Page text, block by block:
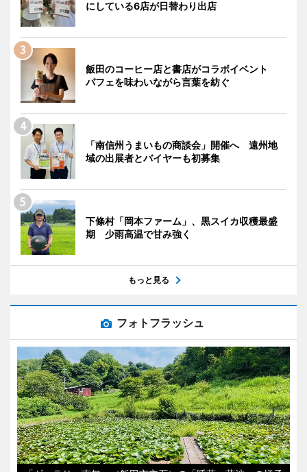
にしている6店が日替わり出店
飯田のコーヒー店と書店がコラボイベント
パフェを味わいながら言葉を紡ぐ
「南信州うまいもの商談会」開催へ 遠州地
域の出展者とバイヤーも初募集
下條村「岡本ファーム」、黒スイカ収穫最盛
期 少雨高温で甘み強く
もっと見る
フォトフラッシュ